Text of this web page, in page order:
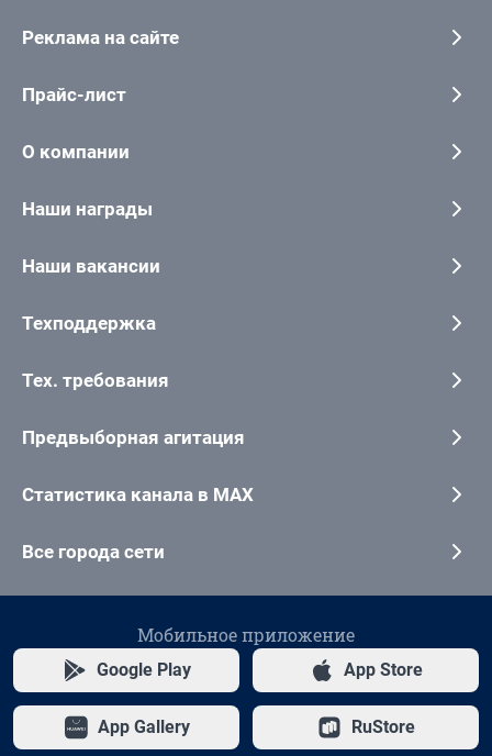
Реклама на сайте
Прайс-лист
О компании
Наши награды
Наши вакансии
Техподдержка
Тех. требования
Предвыборная агитация
Статистика канала в MAX
Все города сети
Мобильное приложение
Google Play App Store
App Gallery RuStore